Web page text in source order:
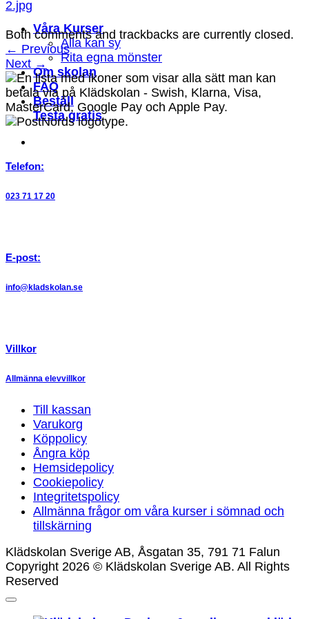
Våra Kurser
Alla kan sy
Rita egna mönster
Om skolan
FAQ
Beställ
Testa gratis
2.jpg
Both comments and trackbacks are currently closed.
← Previous
Next →
Telefon:
023 71 17 20
E-post:
info@kladskolan.se
Villkor
Allmänna elevvillkor
Till kassan
Varukorg
Köppolicy
Ångra köp
Hemsidepolicy
Cookiepolicy
Integritetspolicy
Allmänna frågor om våra kurser i sömnad och
tillskärning
Klädskolan Sverige AB, Åsgatan 35, 791 71 Falun
Copyright 2026 © Klädskolan Sverige AB. All Rights
Reserved